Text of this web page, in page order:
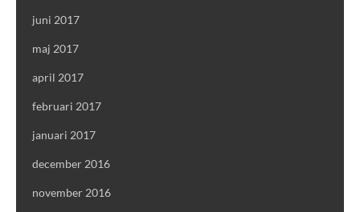
juni 2017
maj 2017
april 2017
februari 2017
januari 2017
december 2016
november 2016